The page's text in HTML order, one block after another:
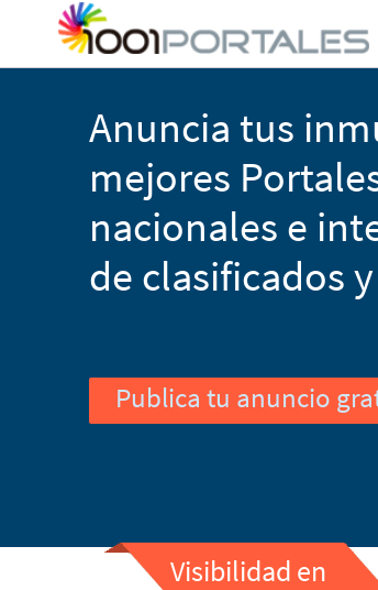
Anuncia tus
mejores
nacionales e
de clasificados
Publica tu anuncio
Visibilidad en